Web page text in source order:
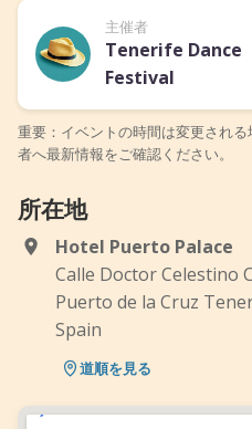
主催者
Tenerife Dance
Festival
重要：イベントの時間は変更され
者へ最新情報をご確認ください。
所在地
Hotel Puerto Palace
Calle Doctor Celestino
Puerto de la Cruz
Spain
道順を見る